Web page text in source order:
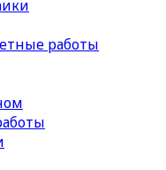
работы